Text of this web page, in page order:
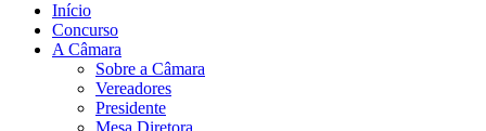
Início
Concurso
A Câmara
Sobre a Câmara
Vereadores
Presidente
Mesa Diretora